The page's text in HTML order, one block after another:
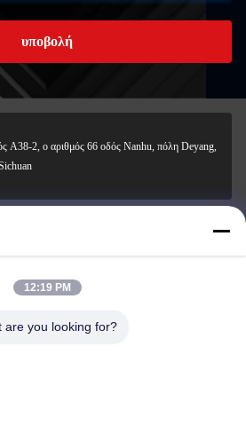
υποβολή
A38-2, ο αριθμός 66 οδός Nanhu, πόλη Deyang,
12:19 PM
are you looking for?